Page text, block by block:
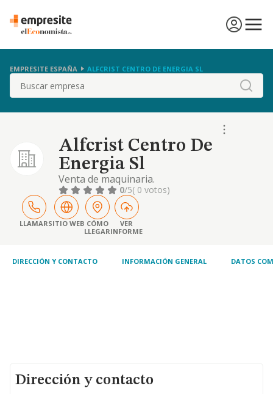
EMPRESITE ESPAÑA ALFCRIST CENTRO DE ENERGIA SL
Buscar
Alfcrist Centro De
Energia Sl
Venta de maquinaria.
0/5( 0 votos)
LLAMARSITIO WEB CÓMO
LLEGAR
VER
INFORME
DIRECCIÓN Y CONTACTO INFORMACIÓN GENERAL DATOS
Dirección y contacto